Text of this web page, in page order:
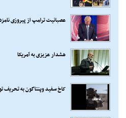
عصبانیت ترامپ از پیروزی
هشدار عزیزی به آمریکا
کاخ سفید وپنتاگون به تحریف